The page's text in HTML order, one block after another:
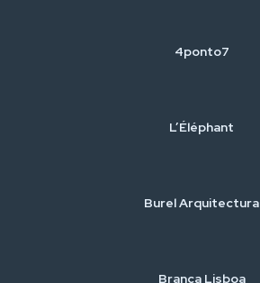
4ponto7
L’Éléphant
Burel Arquitectura
Branca Lisboa